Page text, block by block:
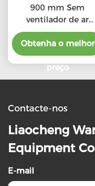
900 mm Sem
ventilador de ar
condicionado
Obtenha o melhor
preço
Contacte-nos
Liaocheng
Equipment
E-mail